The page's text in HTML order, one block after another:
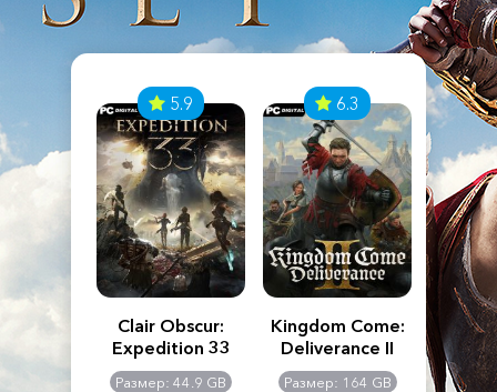
Creed
5.9
Clair Obscur:
Expedition 33
Размер: 44.9 GB
6.3
Kingdom Come:
Deliverance II
Размер: 164 GB
The